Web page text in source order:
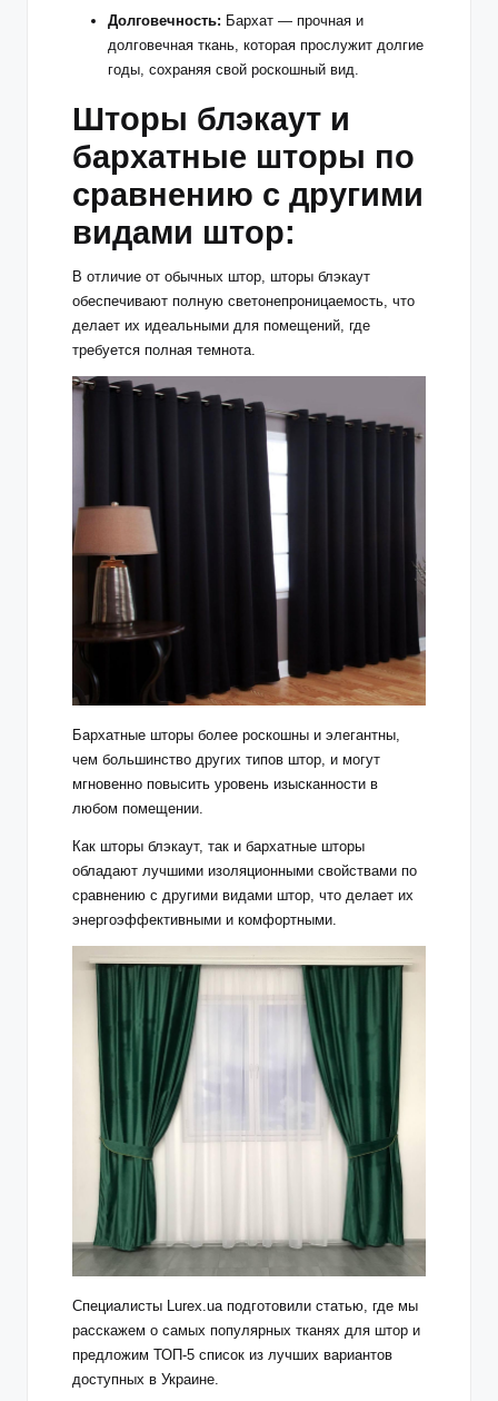
Долговечность: Бархат — прочная и
долговечная ткань, которая прослужит долгие
годы, сохраняя свой роскошный вид.
Шторы блэкаут и
бархатные шторы по
сравнению с другими
видами штор:
В отличие от обычных штор, шторы блэкаут
обеспечивают полную светонепроницаемость, что
делает их идеальными для помещений, где
требуется полная темнота.
Бархатные шторы более роскошны и элегантны,
чем большинство других типов штор, и могут
мгновенно повысить уровень изысканности в
любом помещении.
Как шторы блэкаут, так и бархатные шторы
обладают лучшими изоляционными свойствами по
сравнению с другими видами штор, что делает их
энергоэффективными и комфортными.
Специалисты Lurex.ua подготовили статью, где мы
расскажем о самых популярных тканях для штор и
предложим ТОП-5 список из лучших вариантов
доступных в Украине.